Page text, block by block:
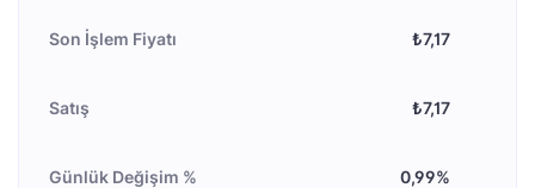
Son İşlem Fiyatı ₺7,17
Satış ₺7,17
Günlük Değişim % 0,99%